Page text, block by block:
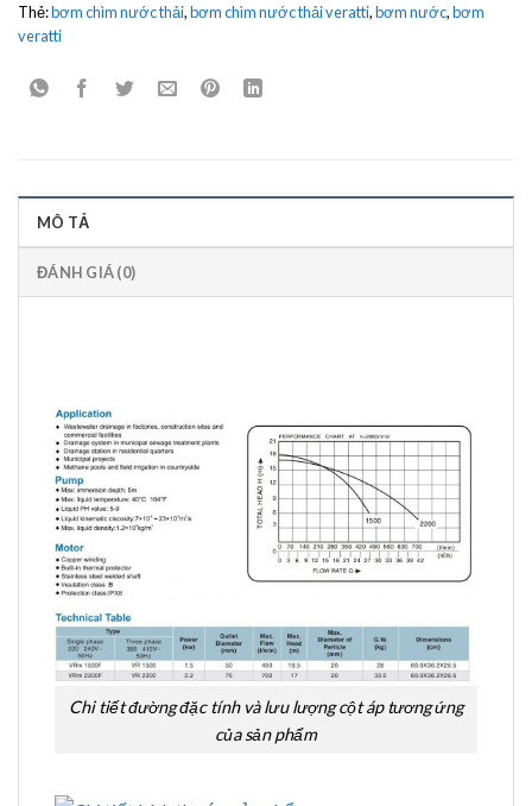
Thẻ:bơm chìm nước thải,bơm chìm nước thải veratti,bơm nước,bơm
veratti
MÔ TẢ
ĐÁNH GIÁ (0)
Chi tiết đường đặc tính và lưu lượng cột áp tương ứng
của sản phẩm